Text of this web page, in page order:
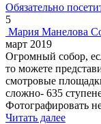
Обязательно
5
Мария Манелова
март 2019
Огромный собор,
то можете
смотровые
сложно- 635
Фотографировать
Читать далее